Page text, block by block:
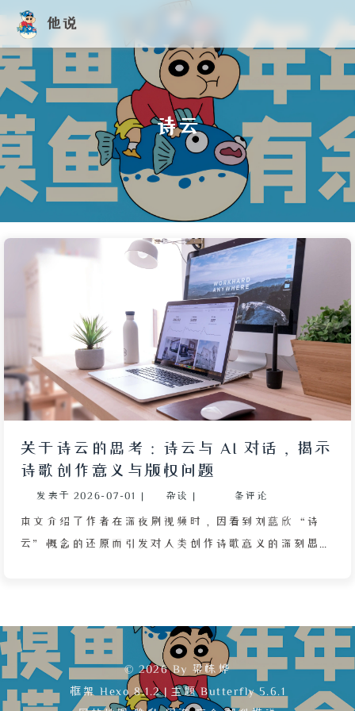
他说
诗云
关于诗云的思考：诗云与 AI 对话，揭示
诗歌创作意义与版权问题
发表于 2026-07-01 | 杂谈 | 条评论
本文介绍了作者在深夜刷视频时，因看到刘慈欣“诗
云”概念的还原而引发对人类创作诗歌意义的深刻思
文章指出这种“所有可能诗歌库”存在法律和实际硬
伤：版权法只保护实际固定下来的独创性表达，而非数
学可能性；且机械的一一映射因缺乏个性化取舍，不构
成独创性，法院不会允许任何人垄断所有排列组合。文
© 2026 By 梁栋烨
框架Hexo 8.1.2 | 主题Butterfly 5.6.1